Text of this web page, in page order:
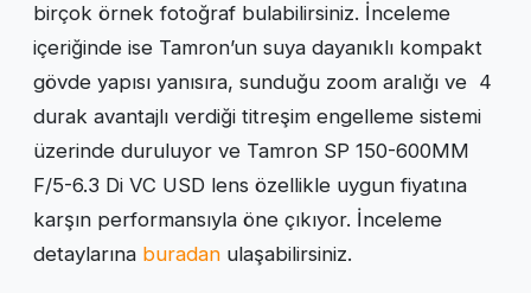
birçok örnek fotoğraf bulabilirsiniz. İnceleme
içeriğinde ise Tamron’un suya dayanıklı kompakt
gövde yapısı yanısıra, sunduğu zoom aralığı ve 4
durak avantajlı verdiği titreşim engelleme sistemi
üzerinde duruluyor ve Tamron SP 150-600MM
F/5-6.3 Di VC USD lens özellikle uygun fiyatına
karşın performansıyla öne çıkıyor. İnceleme
detaylarına buradan ulaşabilirsiniz.